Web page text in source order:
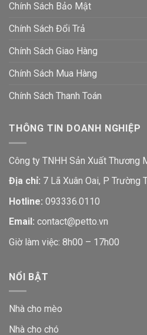
Chính Sách Bảo Mật
Chính Sách Đổi Trả
Chính Sách Giao Hàng
Chính Sách Mua Hàng
Chính Sách Thanh Toán
THÔNG TIN DOANH NGHIỆP
Công ty TNHH Sản Xuất Thương
Địa chỉ: 7 Lã Xuân Oai, P Trường
Hotline: 093336.0110
Email: contact@petto.vn
Giờ làm việc: 8h00 – 17h00
NỔI BẬT
Nhà cho mèo
Nhà cho chó